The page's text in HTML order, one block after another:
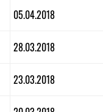
05.04.2018
28.03.2018
23.03.2018